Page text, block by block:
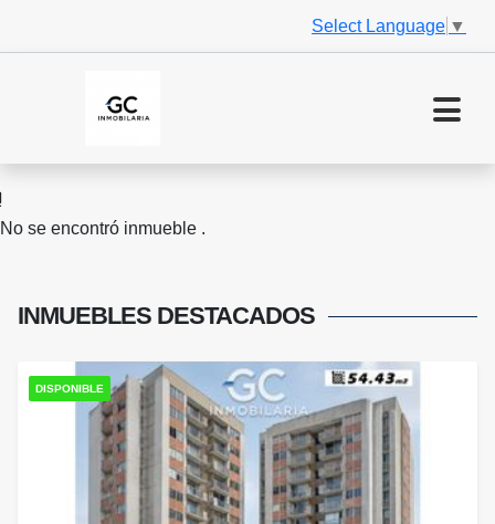
Select Language ▼
No se encontró inmueble .
INMUEBLES DESTACADOS
DISPONIBLE